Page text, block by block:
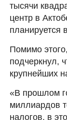
тысячи
центр в
планируется
Помимо
подчеркнул,
крупнейших
«В прошлом
миллиардов
налогов, в